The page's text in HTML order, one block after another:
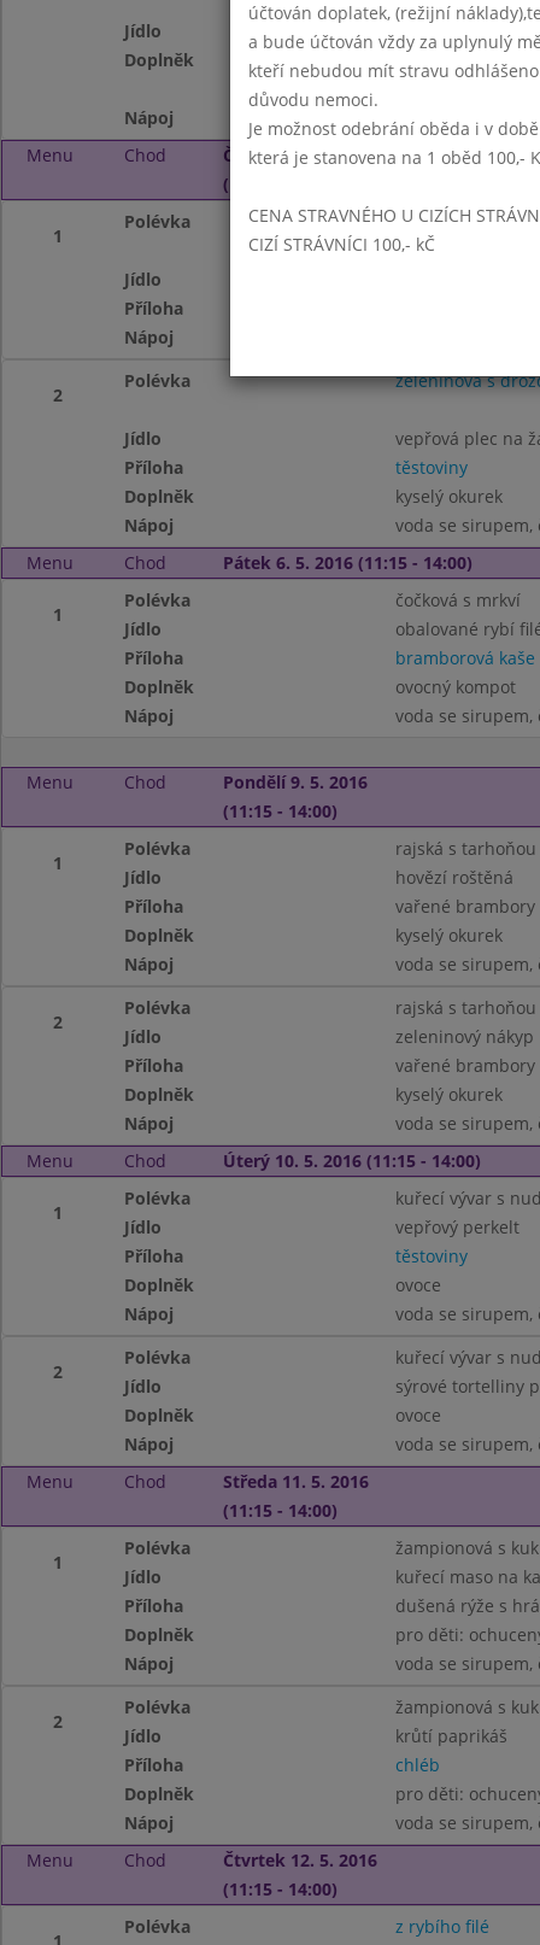
Jídlo
zeleninový
Doplněk
salát z červené
Nápoj
voda se sirupem,
Menu
Chod
Čtvrtek 5. 5. 2016
(11:15 - 14:00)
1
Polévka zeleninová s
Jídlo
Příloha
Nápoj
2
Polévka zeleninová s
Jídlo
vepřová plec na
Příloha
těstoviny
Doplněk
kyselý okurek
Nápoj
voda se sirupem,
Menu
Chod Pátek 6. 5. 2016 (11:15 - 14:00)
1
Polévka
čočková s mrkví
Jídlo
obalované rybí
Příloha
bramborová kaše
Doplněk
ovocný kompot
Nápoj
voda se sirupem,
Menu Chod
Pondělí 9. 5. 2016
(11:15 - 14:00)
1
Polévka
rajská s tarhoňou
Jídlo
hovězí roštěná
Příloha
vařené brambory
Doplněk
kyselý okurek
Nápoj
voda se sirupem,
2
Polévka
rajská s tarhoňou
Jídlo
zeleninový nákyp
Příloha
vařené brambory
Doplněk
kyselý okurek
Nápoj
voda se sirupem,
Menu
Chod Úterý 10. 5. 2016 (11:15 - 14:00)
1
Polévka
kuřecí vývar s
Jídlo
vepřový perkelt
Příloha
těstoviny
Doplněk
ovoce
Nápoj
voda se sirupem,
2
Polévka
kuřecí vývar s
Jídlo
sýrové tortelliny
Doplněk
ovoce
Nápoj
voda se sirupem,
Menu
Chod
Středa 11. 5. 2016
(11:15 - 14:00)
1
Polévka
žampionová s
Jídlo
kuřecí maso na
Příloha
dušená rýže s
Doplněk
pro děti:
Nápoj
voda se sirupem,
2
Polévka
žampionová s
Jídlo
krůtí paprikáš
Příloha
chléb
Doplněk
pro děti:
Nápoj
voda se sirupem,
Menu
Chod
Čtvrtek 12. 5. 2016
(11:15 - 14:00)
Polévka z rybího filé
účtován doplatek, (režijní
a bude účtován vždy za uplynulý
kteří nebudou mít stravu
důvodu nemoci.
Je možnost odebrání oběda i v
která je stanovena na 1 oběd 100,-
CENA STRAVNÉHO U CIZÍCH
CIZÍ STRÁVNÍCI 100,- kČ